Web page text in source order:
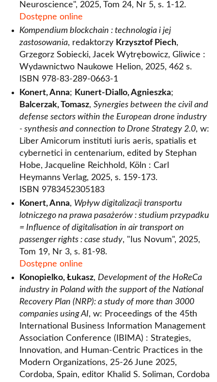
Neuroscience", 2025, Tom 24, Nr 5, s. 1-12.
Dostępne online
Kompendium blockchain : technologia i jej
zastosowania, redaktorzy Krzysztof Piech,
Grzegorz Sobiecki, Jacek Wytrębowicz, Gliwice :
Wydawnictwo Naukowe Helion, 2025, 462 s.
ISBN 978-83-289-0663-1
Konert, Anna; Kunert-Diallo, Agnieszka;
Balcerzak, Tomasz, Synergies between the civil and
defense sectors within the European drone industry
- synthesis and connection to Drone Strategy 2.0, w:
Liber Amicorum instituti iuris aeris, spatialis et
cybernetici in centenarium, edited by Stephan
Hobe, Jacqueline Reichhold, Köln : Carl
Heymanns Verlag, 2025, s. 159-173.
ISBN 9783452305183
Konert, Anna, Wpływ digitalizacji transportu
lotniczego na prawa pasażerów : studium przypadku
= Influence of digitalisation in air transport on
passenger rights : case study, "Ius Novum", 2025,
Tom 19, Nr 3, s. 81-98.
Dostępne online
Konopielko, Łukasz, Development of the HoReCa
industry in Poland with the support of the National
Recovery Plan (NRP): a study of more than 3000
companies using AI, w: Proceedings of the 45th
International Business Information Management
Association Conference (IBIMA) : Strategies,
Innovation, and Human-Centric Practices in the
Modern Organizations, 25-26 June 2025,
Cordoba, Spain, editor Khalid S. Soliman, Cordoba